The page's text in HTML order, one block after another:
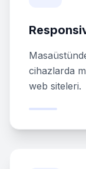
cihazlarda
web siteleri.